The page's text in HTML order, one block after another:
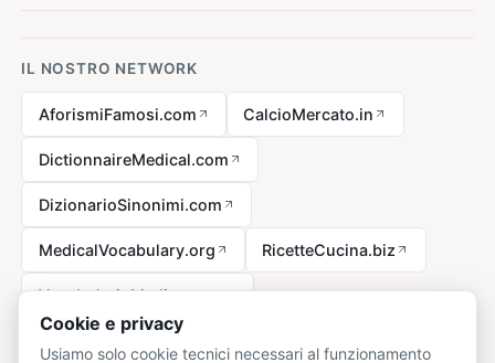
IL NOSTRO NETWORK
AforismiFamosi.com CalcioMercato.in
DictionnaireMedical.com
DizionarioSinonimi.com
MedicalVocabulary.org RicetteCucina.biz
VocabolarioMedico.com
Cookie e privacy
Usiamo solo cookie tecnici necessari al funzionamento